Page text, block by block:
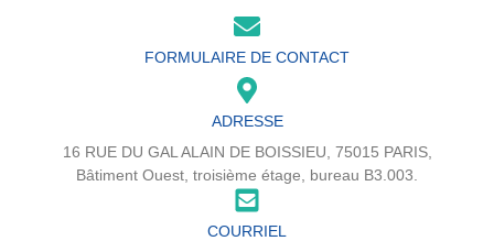
FORMULAIRE DE CONTACT
ADRESSE
16 RUE DU GAL ALAIN DE BOISSIEU, 75015 PARIS,
Bâtiment Ouest, troisième étage, bureau B3.003.
COURRIEL